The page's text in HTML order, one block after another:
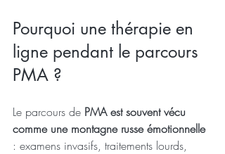
Pourquoi une thérapie en
ligne pendant le parcours
PMA ?
Le parcours de PMA est souvent vécu
comme une montagne russe émotionnelle
: examens invasifs, traitements lourds,